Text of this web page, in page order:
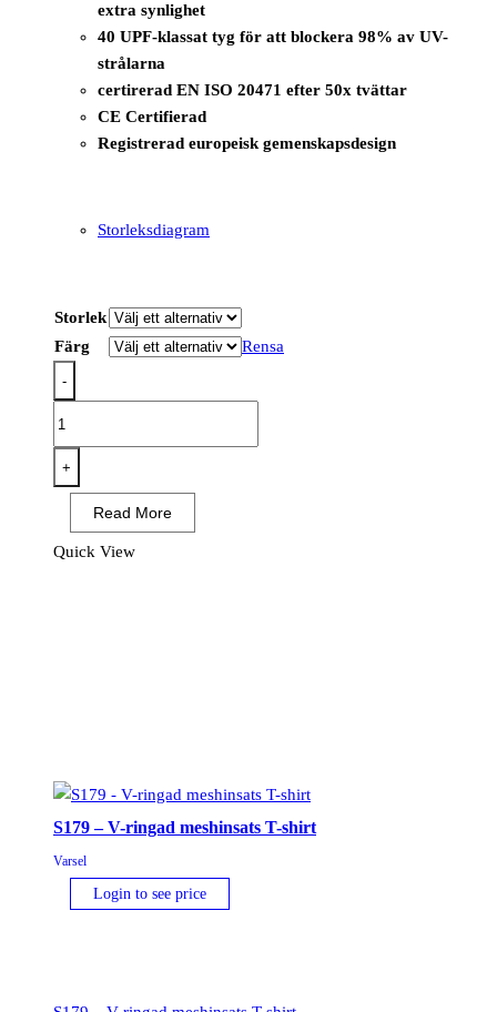
extra synlighet
40 UPF-klassat tyg för att blockera 98% av UV-
strålarna
certirerad EN ISO 20471 efter 50x tvättar
CE Certifierad
Registrerad europeisk gemenskapsdesign
Storleksdiagram
Storlek
Färg
Rensa
-
PW3
Hi-
Klass
+
Read More
Quick View
S179 – V-ringad meshinsats T-shirt
Varsel
Login to see price